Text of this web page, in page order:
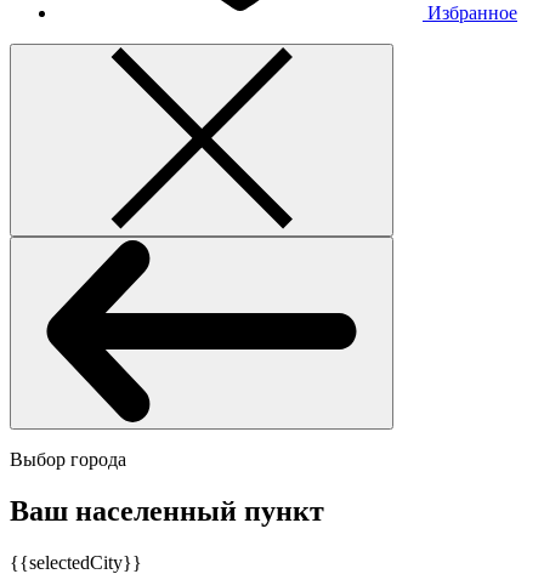
Избранное
Выбор города
Ваш населенный пункт
{{selectedCity}}